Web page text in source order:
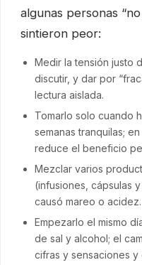
algunas personas
sintieron peor:
Medir la tensión justo
discutir, y dar por
lectura aislada.
Tomarlo solo cuando
semanas tranquilas;
reduce el beneficio
Mezclar varios
(infusiones, cápsulas
causó mareo o acidez.
Empezarlo el mismo
de sal y alcohol; el
cifras y sensaciones y